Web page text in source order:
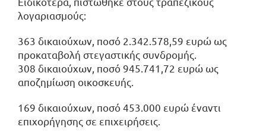
λογαριασμούς:
363 δικαιούχων, ποσό 2.342.578,59 ευρώ ως
προκαταβολή στεγαστικής συνδρομής.
308 δικαιούχων, ποσό 945.741,72 ευρώ ως
αποζημίωση οικοσκευής.
169 δικαιούχων, ποσό 453.000 ευρώ έναντι
επιχορήγησης σε επιχειρήσεις.